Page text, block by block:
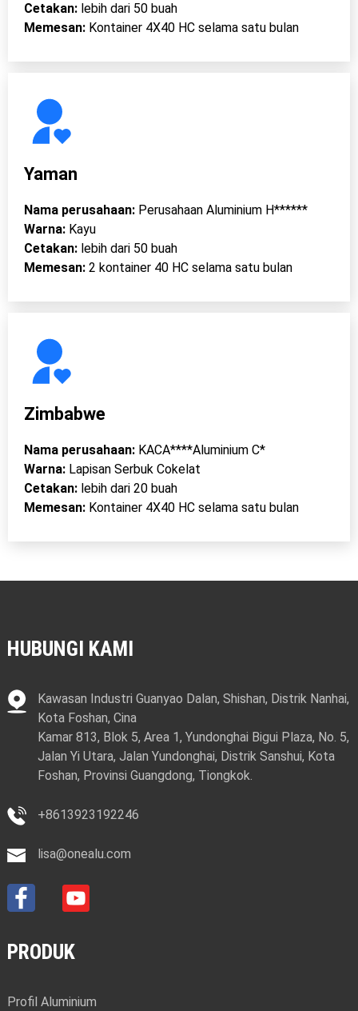
Cetakan: lebih dari 50 buah
Memesan:Kontainer 4X40 HC selama satu bulan
Yaman
Nama perusahaan:Perusahaan Aluminium H******
Warna:Kayu
Cetakan: lebih dari 50 buah
Memesan:2 kontainer 40 HC selama satu bulan
Zimbabwe
Nama perusahaan:KACA****Aluminium C*
Warna:Lapisan Serbuk Cokelat
Cetakan: lebih dari 20 buah
Memesan:Kontainer 4X40 HC selama satu bulan
HUBUNGI KAMI
Kawasan Industri Guanyao Dalan, Shishan, Distrik Nanhai,
Kota Foshan, Cina
Kamar 813, Blok 5, Area 1, Yundonghai Bigui Plaza, No. 5,
Jalan Yi Utara, Jalan Yundonghai, Distrik Sanshui, Kota
Foshan, Provinsi Guangdong, Tiongkok.
+8613923192246
lisa@onealu.com
PRODUK
Profil Aluminium